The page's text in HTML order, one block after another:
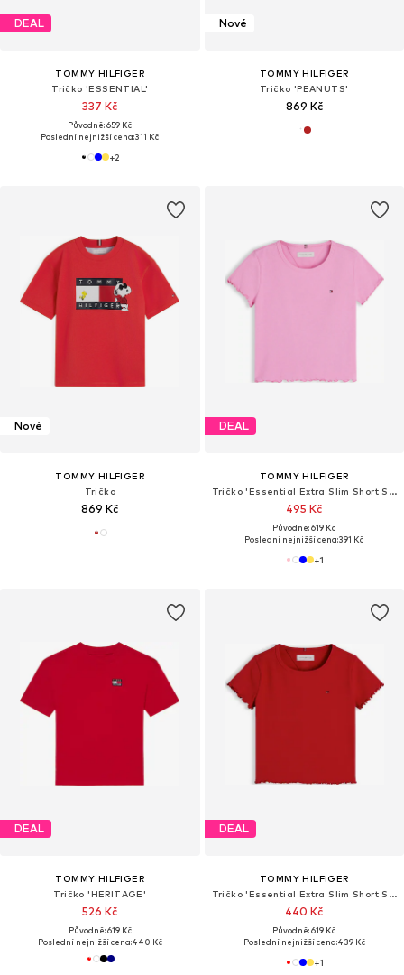
DEAL
TOMMY HILFIGER
Tričko 'ESSENTIAL'
337 Kč
Původně: 659 Kč
Poslední nejnižší cena:311 Kč
+2
Nové
TOMMY HILFIGER
Tričko 'PEANUTS'
869 Kč
Nové
TOMMY HILFIGER
Tričko
869 Kč
DEAL
TOMMY HILFIGER
Tričko 'Essential Extra Slim Short Sleeve'
495 Kč
Původně: 619 Kč
Poslední nejnižší cena:391 Kč
+1
DEAL
TOMMY HILFIGER
Tričko 'HERITAGE'
526 Kč
Původně: 619 Kč
Poslední nejnižší cena:440 Kč
DEAL
TOMMY HILFIGER
Tričko 'Essential Extra Slim Short Sleeve'
440 Kč
Původně: 619 Kč
Poslední nejnižší cena:439 Kč
+1